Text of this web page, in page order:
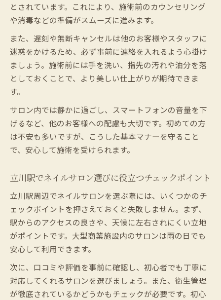
とされています。これにより、施術前のカウンセリング
や消毒などの準備がスムーズに進みます。
また、遅刻や無断キャンセルは他のお客様やスタッフに
迷惑をかけるため、必ず事前に連絡を入れるよう心掛け
ましょう。施術前には手を洗い、指先の汚れや油分を落
としておくことで、より美しい仕上がりが期待できま
す。
サロン内では静かに過ごし、スマートフォンの音量を下
げるなど、他のお客様への配慮も大切です。初めての方
は不安も多いですが、こうした基本マナーを守ること
で、安心して施術を受けられます。
立川駅でネイルサロン選びに役立つチェックポイント
立川駅周辺でネイルサロンを選ぶ際には、いくつかのチ
ェックポイントを押さえておくと失敗しません。まず、
駅からのアクセスの良さや、天候に左右されにくい立地
がポイントです。大型商業施設内のサロンは雨の日でも
安心して利用できます。
次に、口コミや評価を事前に確認し、初心者でも丁寧に
対応してくれるサロンを選びましょう。また、衛生管理
が徹底されているかどうかもチェックが必要です。初心